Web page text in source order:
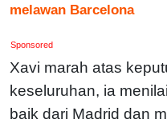
melawan Barcelona
Sponsored
Xavi marah atas
keseluruhan, ia
baik dari Madrid dan